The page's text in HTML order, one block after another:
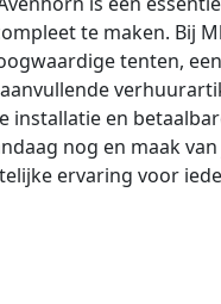
te maken. Bij
tenten,
installatie en
nog en maak
ervaring voor